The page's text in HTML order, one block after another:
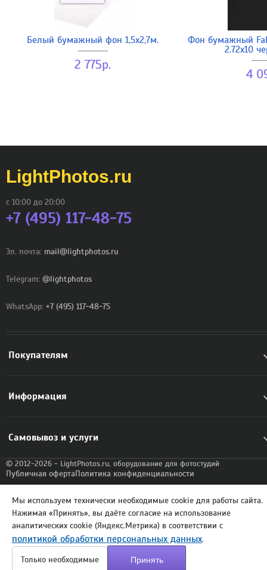
Белый бумажный фон 1,5х2,7м.
2 775р.
Фон бумажный
2.72x10
4
LightPhotos.ru
с 10:00 до 20:00
+7 (495) 117-48-75
Эл. почта: mail@lightphotos.ru
Telegram: @lightphotos
WhatsApp: +7 (495) 117-48-75
Покупателям
Информация
Самовывоз и услуги
© 2012-2026 - LightPhotos.ru, оборудование для фотостудий
Публичная офертаПолитика конфиденциальности
Мы используем технически необходимые cookie для работы сайта.
Нажимая «Принять», вы даёте согласие на использование
аналитических cookie (Яндекс.Метрика) в соответствии с
политикой обработки персональных данных.
Только необходимые
Принять